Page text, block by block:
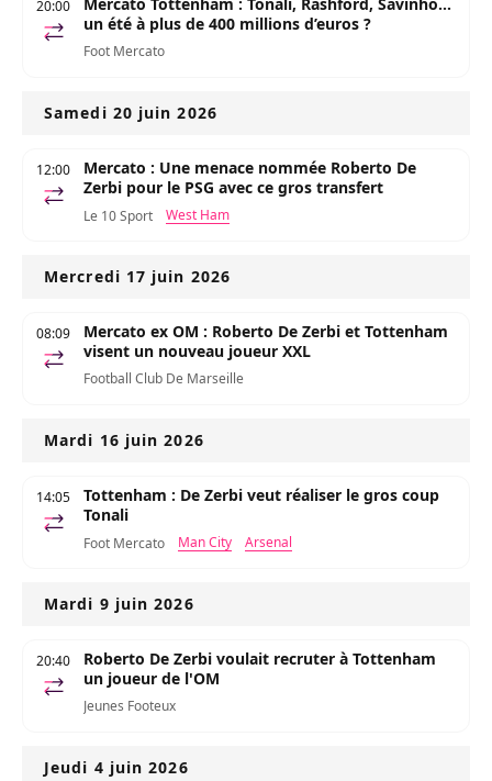
20:00
un été à plus de 400 millions d’euros ?
Foot Mercato
Samedi 20 juin 2026
12:00
Mercato : Une menace nommée Roberto De
Zerbi pour le PSG avec ce gros transfert
Le 10 Sport West Ham
Mercredi 17 juin 2026
08:09
Mercato ex OM : Roberto De Zerbi et Tottenham
visent un nouveau joueur XXL
Football Club De Marseille
Mardi 16 juin 2026
14:05
Tottenham : De Zerbi veut réaliser le gros coup
Tonali
Foot Mercato Man City Arsenal
Mardi 9 juin 2026
20:40
Roberto De Zerbi voulait recruter à Tottenham
un joueur de l'OM
Jeunes Footeux
Jeudi 4 juin 2026